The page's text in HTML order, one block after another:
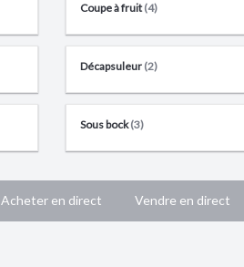
Coupe à fruit(4)
Décapsuleur(2)
Sous bock(3)
Acheter en direct Vendre en direct